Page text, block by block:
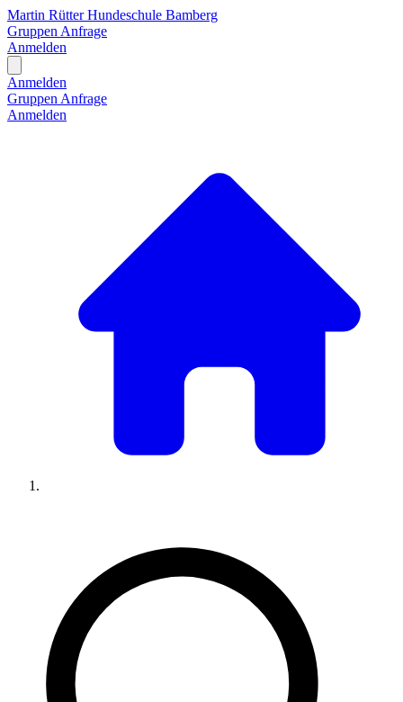
Martin Rütter Hundeschule Bamberg
Gruppen Anfrage
Anmelden
Anmelden
Gruppen Anfrage
Anmelden